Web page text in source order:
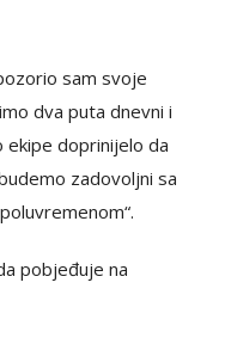
sam svoje
dva puta dnevni i
doprinijelo da
zadovoljni sa
pobjeđuje na